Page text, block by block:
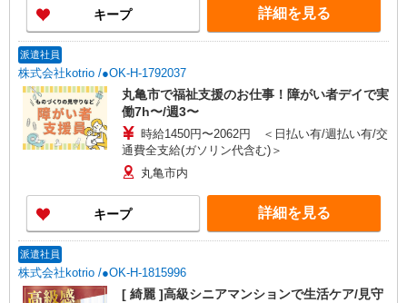
キープ 詳細を見る
派遣社員
株式会社kotrio /●OK-H-1792037
丸亀市で福祉支援のお仕事！障がい者デイで実
働7h〜/週3〜
時給1450円〜2062円 ＜日払い有/週払い有/交
通費全支給(ガソリン代含む)＞
丸亀市内
キープ 詳細を見る
派遣社員
株式会社kotrio /●OK-H-1815996
[ 綺麗 ]高級シニアマンションで生活ケア/見守